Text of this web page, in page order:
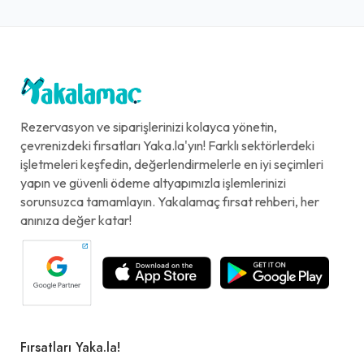
Rezervasyon ve siparişlerinizi kolayca yönetin,
çevrenizdeki fırsatları Yaka.la'yın! Farklı sektörlerdeki
işletmeleri keşfedin, değerlendirmelerle en iyi seçimleri
yapın ve güvenli ödeme altyapımızla işlemlerinizi
sorunsuzca tamamlayın. Yakalamaç fırsat rehberi, her
anınıza değer katar!
Fırsatları Yaka.la!